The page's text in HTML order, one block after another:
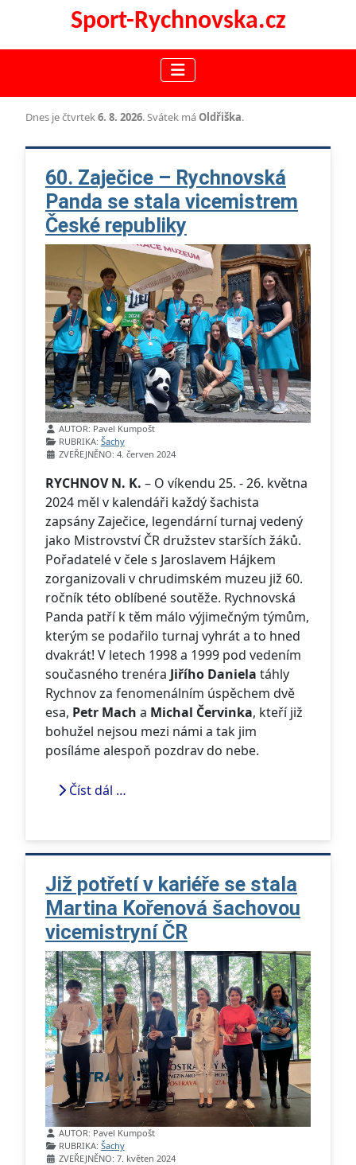
Sport-Rychnovska.cz
60. Zaječice – Rychnovská
Panda se stala vicemistrem
České republiky
Základní údaje
AUTOR: Pavel Kumpošt
RUBRIKA: Šachy
ZVEŘEJNĚNO: 4. červen 2024
RYCHNOV N. K. – O víkendu 25. - 26. května
2024 měl v kalendáři každý šachista
zapsány Zaječice, legendární turnaj vedený
jako Mistrovství ČR družstev starších žáků.
Pořadatelé v čele s Jaroslavem Hájkem
zorganizovali v chrudimském muzeu již 60.
ročník této oblíbené soutěže. Rychnovská
Panda patří k těm málo výjimečným týmům,
kterým se podařilo turnaj vyhrát a to hned
dvakrát! V letech 1998 a 1999 pod vedením
současného trenéra Jiřího Daniela táhly
Rychnov za fenomenálním úspěchem dvě
esa, Petr Mach a Michal Červinka, kteří již
bohužel nejsou mezi námi a tak jim
posíláme alespoň pozdrav do nebe.
Číst dál …
Již potřetí v kariéře se stala
Martina Kořenová šachovou
vicemistryní ČR
Základní údaje
AUTOR: Pavel Kumpošt
RUBRIKA: Šachy
ZVEŘEJNĚNO: 7. květen 2024